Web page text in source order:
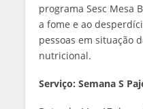
programa Sesc Mesa
a fome e ao
pessoas em situação
nutricional.
Serviço: Semana S